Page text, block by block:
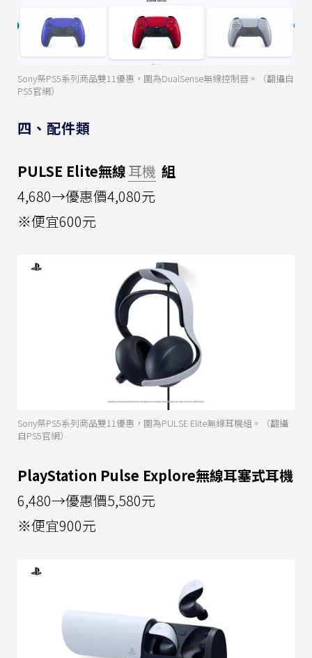
Sony祭PS5系列商品雙11優惠，圖為DualSense無線控制器。（翻攝自
PS5官網）
四、配件類
PULSE Elite無線耳機 組
4,680→優惠價4,080元
※便宜600元
Sony祭PS5系列商品雙11優惠，圖為PULSE Elite無線耳機組。（翻攝
自PS5官網）
PlayStation Pulse Explore無線耳塞式耳機
6,480→優惠價5,580元
※便宜900元